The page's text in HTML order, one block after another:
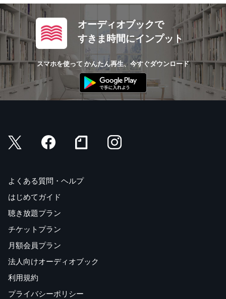
オーディオブックで
すきま時間にインプット
スマホを使って かんたん再生、今すぐダウンロード
よくある質問・ヘルプ
はじめてガイド
聴き放題プラン
チケットプラン
月額会員プラン
法人向けオーディオブック
利用規約
プライバシーポリシー